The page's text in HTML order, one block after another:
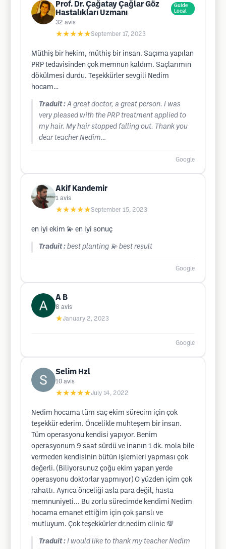
Prof. Dr. Çağatay Çağlar Göz
Hastalıkları Uzmanı
Guide
Local
32 avis
★★★★★September 17, 2023
Müthiş bir hekim, müthiş bir insan. Saçıma yapılan
PRP tedavisinden çok memnun kaldım. Saçlarımın
dökülmesi durdu. Teşekkürler sevgili Nedim
hocam…
Traduit : A great doctor, a great person. I was
very pleased with the PRP treatment applied to
my hair. My hair stopped falling out. Thank you
dear teacher Nedim…
Google
Akif Kandemir
1 avis
★★★★★September 15, 2023
en iyi ekim 💫 en iyi sonuç
Traduit : best planting 💫 best result
Google
A B
8 avis
★January 2, 2023
Google
Selim Hzl
10 avis
★★★★★July 14, 2022
Nedim hocama tüm saç ekim sürecim için çok
teşekkür ederim. Öncelikle muhteşem bir insan.
Tüm operasyonu kendisi yapıyor. Benim
operasyonum 9 saat sürdü ve inanın 1 dk. mola bile
vermeden kendisinin bütün işlemleri yapması çok
değerli. (Biliyorsunuz çoğu ekim yapan yerde
operasyonu doktorlar yapmıyor) O yüzden içim çok
rahattı. Ayrıca önceliği asla para değil, hasta
memnuniyeti... Bu zorlu sürecimde kendimi Nedim
hocama emanet ettiğim için çok şanslı ve
mutluyum. Çok teşekkürler dr.nedim clinic 💯
Traduit : I would like to thank my teacher Nedim